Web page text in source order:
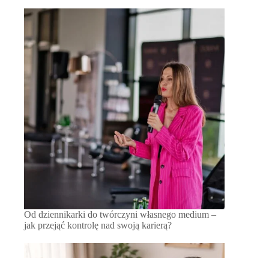
Od dziennikarki do twórczyni własnego medium –
jak przejąć kontrolę nad swoją karierą?